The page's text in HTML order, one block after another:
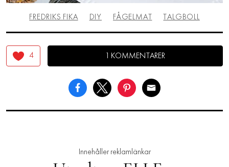
FREDRIKS FIKA DIY FÅGELMAT TALGBOLL
4 1 KOMMENTARER
Innehåller reklamlänkar